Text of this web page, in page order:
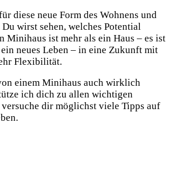
diese neue Form des Wohnens und
wirst sehen, welches Potential
Minihaus ist mehr als ein Haus – es ist
neues Leben – in eine Zukunft mit
Flexibilität.
einem Minihaus auch wirklich
ich dich zu allen wichtigen
dir möglichst viele Tipps auf